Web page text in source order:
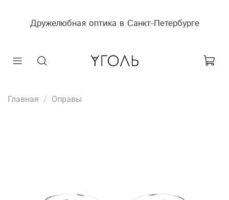
Дружелюбная оптика в Санкт-Петербурге
Главная Оправы